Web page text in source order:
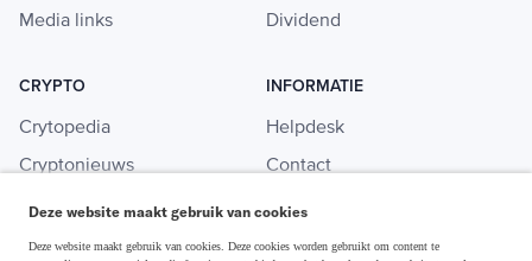
Media links
Dividend
CRYPTO
Crytopedia
Cryptonieuws
Crypto koopgids
Investeren in crypto
INFORMATIE
Helpdesk
Contact
Adverteren
Deze website maakt gebruik van cookies
Deze website maakt gebruik van cookies. Deze cookies worden gebruikt om content te